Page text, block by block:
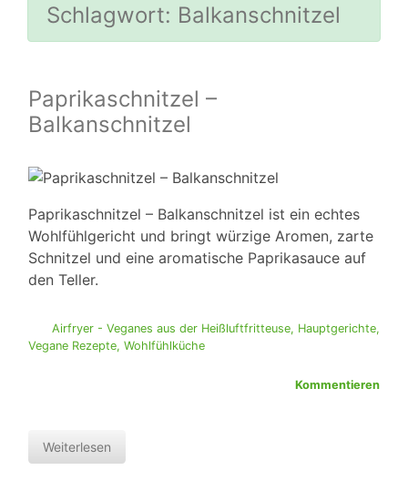
Schlagwort: Balkanschnitzel
Paprikaschnitzel –
Balkanschnitzel
Paprikaschnitzel – Balkanschnitzel ist ein echtes
Wohlfühlgericht und bringt würzige Aromen, zarte
Schnitzel und eine aromatische Paprikasauce auf
den Teller.
Airfryer - Veganes aus der Heißluftfritteuse, Hauptgerichte,
Vegane Rezepte, Wohlfühlküche
Kommentieren
Weiterlesen